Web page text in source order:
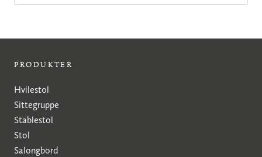
PRODUKTER
Hvilestol
Sittegruppe
Stablestol
Stol
Salongbord